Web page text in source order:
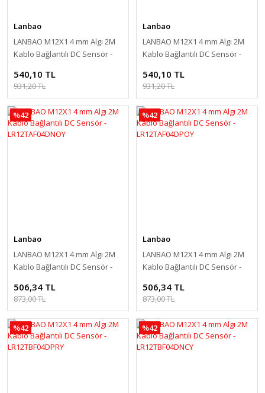
Lanbao
LANBAO M12X1 4 mm Algı 2M
Kablo Bağlantılı DC Sensör -
540,10 TL
931,20 TL
Lanbao
LANBAO M12X1 4 mm Algı 2M
Kablo Bağlantılı DC Sensör -
540,10 TL
931,20 TL
%42
Lanbao
LANBAO M12X1 4 mm Algı 2M
Kablo Bağlantılı DC Sensör -
506,34 TL
873,00 TL
%42
Lanbao
LANBAO M12X1 4 mm Algı 2M
Kablo Bağlantılı DC Sensör -
506,34 TL
873,00 TL
%42 %42